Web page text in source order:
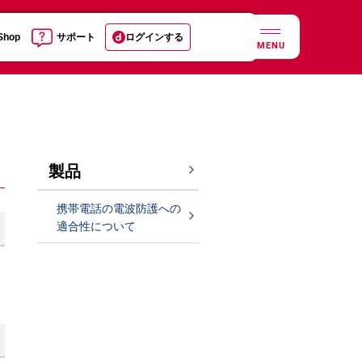
サポート ログインする
MENU
製品
携帯電話の電波防護への
適合性について